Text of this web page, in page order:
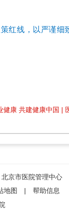
红线，以严谨细
健康 共建健康中国 |
北京市医院管理中心
地图 |
帮助信息